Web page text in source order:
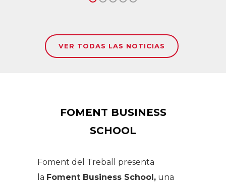
VER TODAS LAS NOTICIAS
FOMENT BUSINESS
SCHOOL
Foment del Treball presenta
la Foment Business School, una